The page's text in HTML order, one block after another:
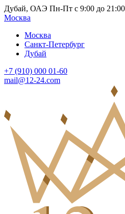
Дубай, ОАЭ Пн-Пт с 9:00 до
Москва
Москва
Санкт-Петербург
Дубай
+7 (910) 000 01-60
mail@12-24.com